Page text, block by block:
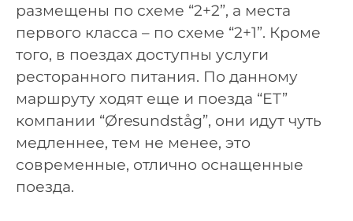
размещены по схеме “2+2”, а места
первого класса – по схеме “2+1”. Кроме
того, в поездах доступны услуги
ресторанного питания. По данному
маршруту ходят еще и поезда “ET”
компании “Øresundståg”, они идут чуть
медленнее, тем не менее, это
современные, отлично оснащенные
поезда.